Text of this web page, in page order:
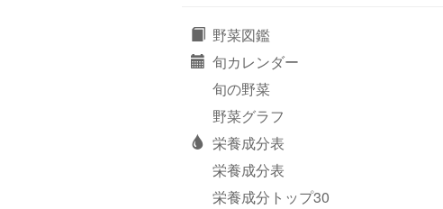
野菜図鑑
旬カレンダー
旬の野菜
野菜グラフ
栄養成分表
栄養成分表
栄養成分トップ30